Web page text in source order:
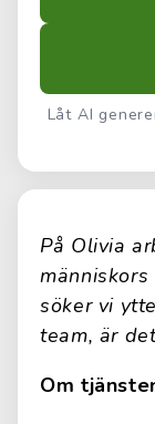
Låt AI
På Olivia
söker vi
team, är
Om